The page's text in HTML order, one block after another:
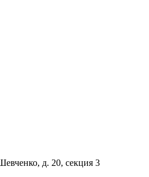
д. 20, секция 3